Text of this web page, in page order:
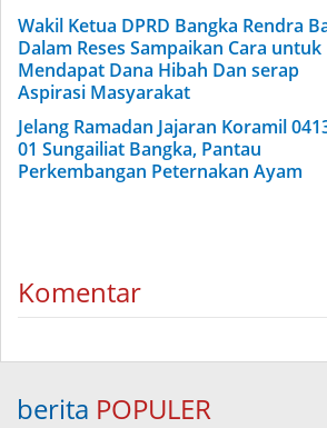
Wakil Ketua DPRD Bangka Rendra
Dalam Reses Sampaikan Cara untuk
Mendapat Dana Hibah Dan serap
Aspirasi Masyarakat
Jelang Ramadan Jajaran Koramil
01 Sungailiat Bangka, Pantau
Perkembangan Peternakan Ayam
Komentar
berita POPULER